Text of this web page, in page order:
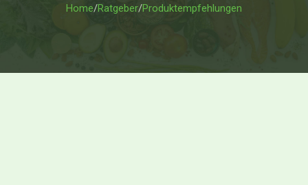
Home Ratgeber Produktempfehlungen